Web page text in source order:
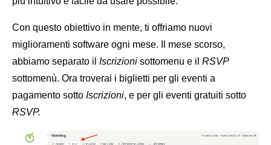
Con questo obiettivo in mente, ti offriamo nuovi
miglioramenti software ogni mese. Il mese scorso,
abbiamo separato il Iscrizioni sottomenu e il RSVP
sottomenù. Ora troverai i biglietti per gli eventi a
pagamento sotto Iscrizioni, e per gli eventi gratuiti sotto
RSVP.